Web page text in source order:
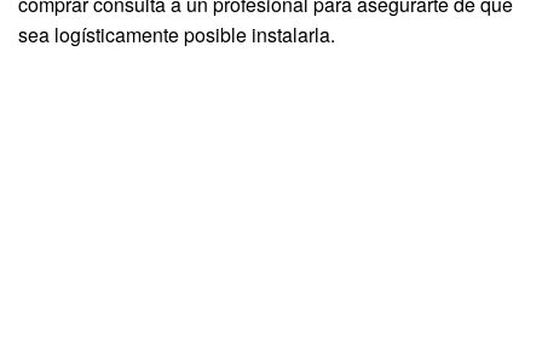
sea logísticamente posible instalarla.